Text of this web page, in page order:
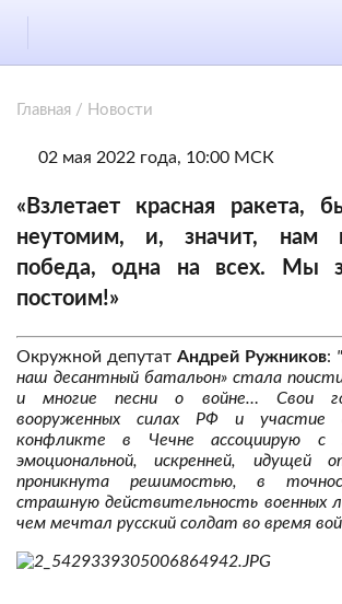
Главная / Новости
02 мая 2022 года, 10:00 МСК
«Взлетает красная ракета,
неутомим, и, значит, нам
победа, одна на всех. Мы
постоим!»
Окружной депутат Андрей Ружников:
наш десантный батальон» стала
и многие песни о войне… Свои
вооруженных силах РФ и участие
конфликте в Чечне ассоциирую с
эмоциональной, искренней,
проникнута решимостью, в
страшную действительность военных
чем мечтал русский солдат во время